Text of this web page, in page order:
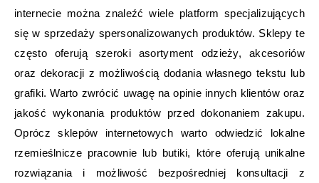
internecie można znaleźć wiele platform specjalizujących
się w sprzedaży spersonalizowanych produktów. Sklepy te
często oferują szeroki asortyment odzieży, akcesoriów
oraz dekoracji z możliwością dodania własnego tekstu lub
grafiki. Warto zwrócić uwagę na opinie innych klientów oraz
jakość wykonania produktów przed dokonaniem zakupu.
Oprócz sklepów internetowych warto odwiedzić lokalne
rzemieślnicze pracownie lub butiki, które oferują unikalne
rozwiązania i możliwość bezpośredniej konsultacji z